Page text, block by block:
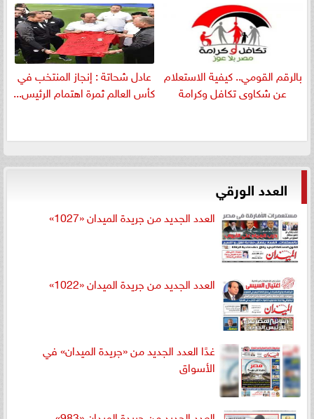
بالرقم القومي.. كيفية الاستعلام
عن شكاوى تكافل وكرامة
عادل شحاتة : إنجاز المنتخب في
كأس العالم ثمرة اهتمام الرئيس...
العدد الورقي
العدد الجديد من جريدة الميدان «1027»
العدد الجديد من جريدة الميدان «1022»
غدًا العدد الجديد من «جريدة الميدان» في
الأسواق